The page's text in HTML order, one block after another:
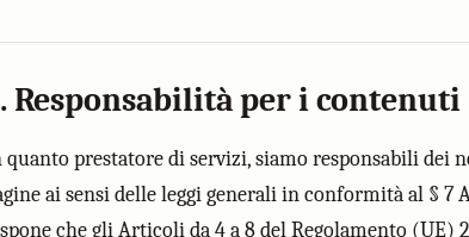
Responsabilità per i contenuti
quanto prestatore di servizi, siamo responsabili dei
ai sensi delle leggi generali in conformità al § 7
che gli Articoli da 4 a 8 del Regolamento (UE)